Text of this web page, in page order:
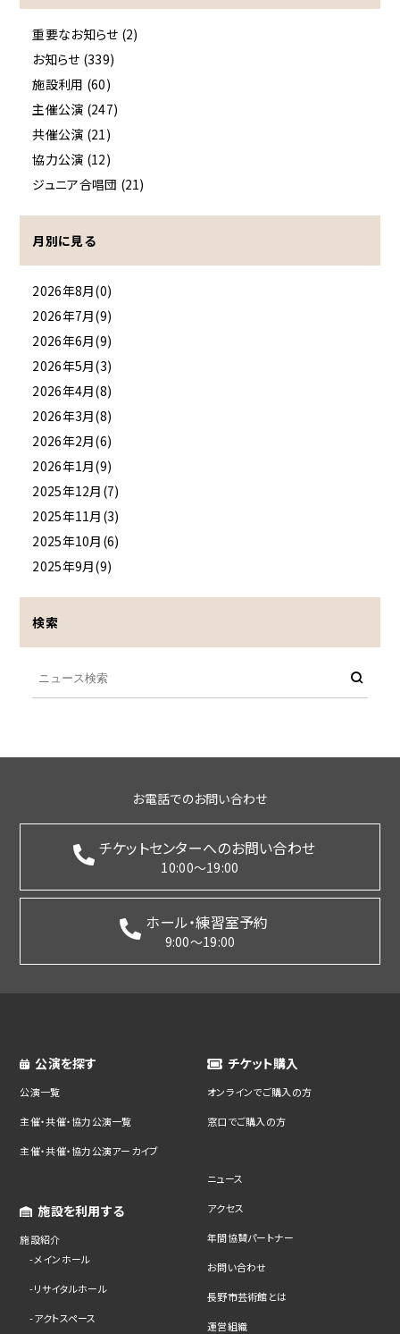
重要なお知らせ (2)
お知らせ (339)
施設利用 (60)
主催公演 (247)
共催公演 (21)
協力公演 (12)
ジュニア合唱団 (21)
月別に見る
2026年8月(0)
2026年7月(9)
2026年6月(9)
2026年5月(3)
2026年4月(8)
2026年3月(8)
2026年2月(6)
2026年1月(9)
2025年12月(7)
2025年11月(3)
2025年10月(6)
2025年9月(9)
検索
お電話でのお問い合わせ
チケットセンターへのお問い合わせ
10:00～19:00
ホール・練習室予約
9:00～19:00
公演を探す
公演一覧
主催・共催・協力公演一覧
主催・共催・協力公演アーカイブ
施設を利用する
施設紹介
メインホール
リサイタルホール
アクトスペース
チケット購入
オンラインでご購入の方
窓口でご購入の方
ニュース
アクセス
年間協賛パートナー
お問い合わせ
長野市芸術館とは
運営組織